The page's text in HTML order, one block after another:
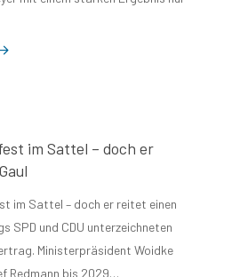
im Sattel – doch er
im Sattel – doch er reitet einen
SPD und CDU unterzeichneten
Ministerpräsident Woidke
Redmann bis 2029…